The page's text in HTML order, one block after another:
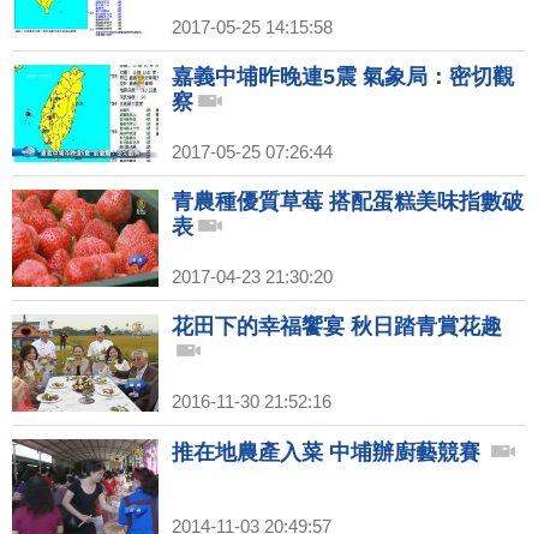
2017-05-25 14:15:58
嘉義中埔昨晚連5震 氣象局：密切觀
察
2017-05-25 07:26:44
青農種優質草莓 搭配蛋糕美味指數破
表
2017-04-23 21:30:20
花田下的幸福饗宴 秋日踏青賞花趣
2016-11-30 21:52:16
推在地農產入菜 中埔辦廚藝競賽
2014-11-03 20:49:57